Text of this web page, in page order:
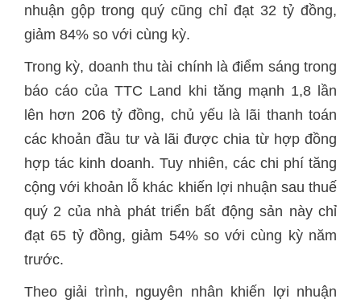
nhuận gộp trong quý cũng chỉ đạt 32 tỷ đồng,
giảm 84% so với cùng kỳ.
Trong kỳ, doanh thu tài chính là điểm sáng trong
báo cáo của TTC Land khi tăng mạnh 1,8 lần
lên hơn 206 tỷ đồng, chủ yếu là lãi thanh toán
các khoản đầu tư và lãi được chia từ hợp đồng
hợp tác kinh doanh. Tuy nhiên, các chi phí tăng
cộng với khoản lỗ khác khiến lợi nhuận sau thuế
quý 2 của nhà phát triển bất động sản này chỉ
đạt 65 tỷ đồng, giảm 54% so với cùng kỳ năm
trước.
Theo giải trình, nguyên nhân khiến lợi nhuận